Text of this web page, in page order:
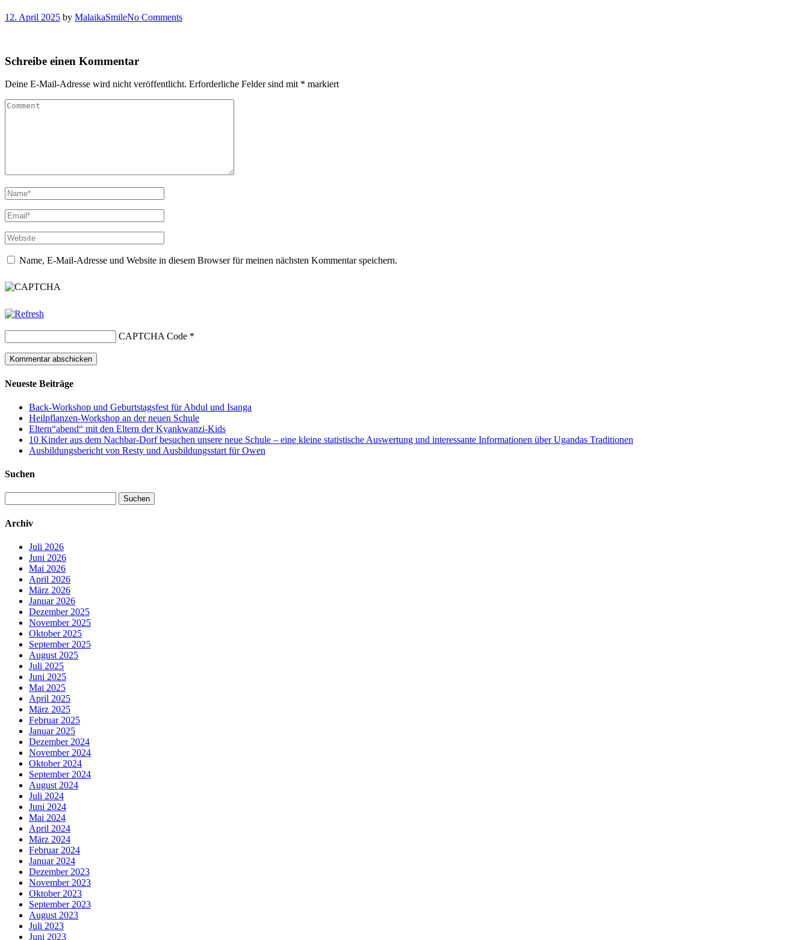
12. April 2025 by MalaikaSmileNo Comments
Schreibe einen Kommentar
Deine E-Mail-Adresse wird nicht veröffentlicht. Erforderliche Felder sind mit * markiert
Name, E-Mail-Adresse und Website in diesem Browser für meinen nächsten Kommentar speichern.
CAPTCHA Code *
Neueste Beiträge
Back-Workshop und Geburtstagsfest für Abdul und Isanga
Heilpflanzen-Workshop an der neuen Schule
Eltern“abend“ mit den Eltern der Kyankwanzi-Kids
10 Kinder aus dem Nachbar-Dorf besuchen unsere neue Schule – eine kleine statistische Auswertung und interessante Informationen über Ugandas Traditionen
Ausbildungsbericht von Resty und Ausbildungsstart für Owen
Suchen
nach:
Archiv
Juli 2026
Juni 2026
Mai 2026
April 2026
März 2026
Januar 2026
Dezember 2025
November 2025
Oktober 2025
September 2025
August 2025
Juli 2025
Juni 2025
Mai 2025
April 2025
März 2025
Februar 2025
Januar 2025
Dezember 2024
November 2024
Oktober 2024
September 2024
August 2024
Juli 2024
Juni 2024
Mai 2024
April 2024
März 2024
Februar 2024
Januar 2024
Dezember 2023
November 2023
Oktober 2023
September 2023
August 2023
Juli 2023
Juni 2023